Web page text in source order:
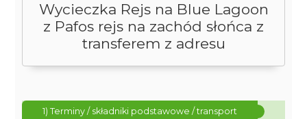
Wycieczka Rejs na Blue Lagoon
z Pafos rejs na zachód słońca z
transferem z adresu
1) Terminy / składniki podstawowe / transport